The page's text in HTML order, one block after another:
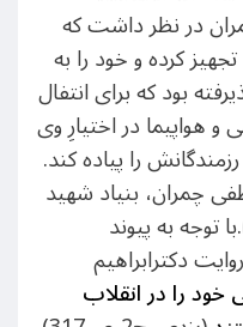
۵۷، دکتر چمران در نظر داشت که
تجهیز کرده و خود را به
بود که برای انتفال
هواپیما در اختیارِ وی
را پیاده کند.
چمران‏، بنیاد شهید
تهران، ۱۳۷۶، ص۲۹۸).با توجه به پیوند
دکترابراهیم
را در انقلاب